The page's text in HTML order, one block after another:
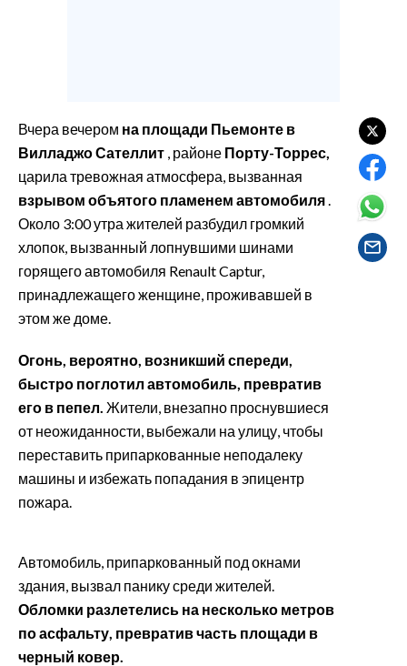
SARDI NEL MONDO
NOTIZIE
EVENTI
#CARAUNIONE
INSULARITÀ
VIDEO
INFO AZIENDE
ABBONATI
SPIAGGE
STORE
Вчера вечером на площади Пьемонте в
Вилладжо Сателлит , районе Порту-Торрес,
царила тревожная атмосфера, вызванная
взрывом объятого пламенем автомобиля
Около 3:00 утра жителей разбудил громкий
хлопок, вызванный лопнувшими шинами
горящего автомобиля Renault Captur,
принадлежащего женщине, проживавшей в
этом же доме.
Огонь, вероятно, возникший спереди,
быстро поглотил автомобиль, превратив
его в пепел. Жители, внезапно проснувшиеся
от неожиданности, выбежали на улицу, чтобы
переставить припаркованные неподалеку
машины и избежать попадания в эпицентр
пожара.
Автомобиль, припаркованный под окнами
здания, вызвал панику среди жителей.
Обломки разлетелись на несколько метров
по асфальту, превратив часть площади в
черный ковер.